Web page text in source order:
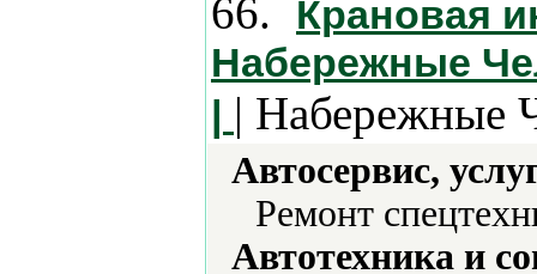
66.
Крановая
Набережные
| | Набережные
Автосервис,
Ремонт
Автотехника и